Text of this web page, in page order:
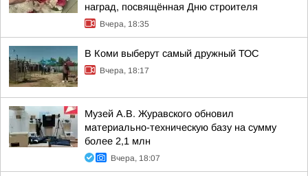
наград, посвящённая Дню строителя
Вчера, 18:35
В Коми выберут самый дружный ТОС
Вчера, 18:17
Музей А.В. Журавского обновил
материально-техническую базу на сумму
более 2,1 млн
Вчера, 18:07